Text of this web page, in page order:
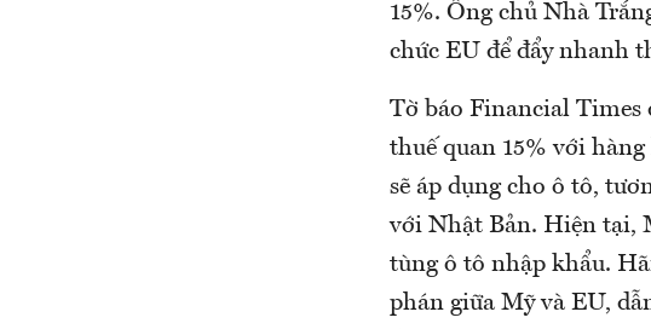
15%. Ông chủ Nhà
chức EU để đẩy nhanh
Tờ báo Financial Times
thuế quan 15% với
sẽ áp dụng cho ô tô,
với Nhật Bản. Hiện tại,
tùng ô tô nhập khẩu.
phán giữa Mỹ và EU,